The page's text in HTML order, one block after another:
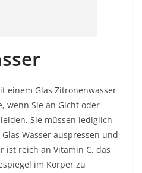
einem Glas Zitronenwasser
wenn Sie an Gicht oder
Sie müssen lediglich
Wasser auspressen und
ist reich an Vitamin C, das
im Körper zu